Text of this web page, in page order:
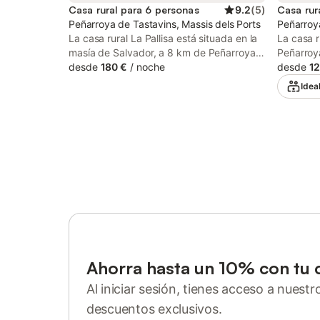
Casa rural para 6 personas 9.2(5)
Peñarroya de Tastavins, Massis dels Ports
La casa rural La Pallisa está situada en la
masía de Salvador, a 8 km de Peñarroya
De Tastavins, y es el alojamiento ideal
acondicionado.
desde 180 € / noche
Casa
La casa
consta
alojar a
no
desde
Ahorra hasta un 10% con tu
Al iniciar sesión, tienes acceso a
descuentos exclusivos.